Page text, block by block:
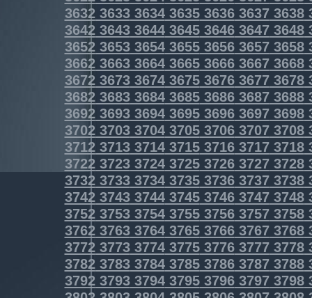
3632363336343635363636373638
3642364336443645364636473648
3652365336543655365636573658
3662366336643665366636673668
3672367336743675367636773678
3682368336843685368636873688
3692369336943695369636973698
3702370337043705370637073708
3712371337143715371637173718
3722372337243725372637273728
3732373337343735373637373738
3742374337443745374637473748
3752375337543755375637573758
3762376337643765376637673768
3772377337743775377637773778
3782378337843785378637873788
3792379337943795379637973798